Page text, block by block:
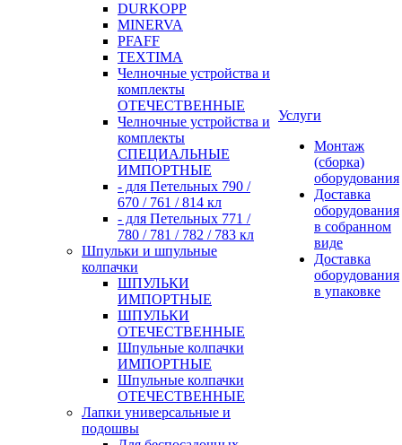
DURKOPP
MINERVA
PFAFF
TEXTIMA
Челночные устройства и
комплекты
ОТЕЧЕСТВЕННЫЕ
Челночные устройства и
комплекты
СПЕЦИАЛЬНЫЕ
ИМПОРТНЫЕ
- для Петельных 790 /
670 / 761 / 814 кл
- для Петельных 771 /
780 / 781 / 782 / 783 кл
Шпульки и шпульные
колпачки
ШПУЛЬКИ
ИМПОРТНЫЕ
ШПУЛЬКИ
ОТЕЧЕСТВЕННЫЕ
Шпульные колпачки
ИМПОРТНЫЕ
Шпульные колпачки
ОТЕЧЕСТВЕННЫЕ
Лапки универсальные и
подошвы
Услуги
Монтаж
(сборка)
оборудования
Доставка
оборудования
в собранном
виде
Доставка
оборудования
в упаковке